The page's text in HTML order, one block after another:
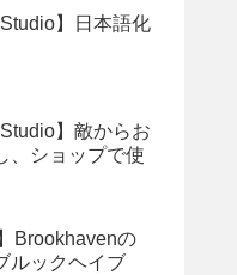
Studio】日本語化
Studio】敵からお
、ショップで使
Brookhavenの
ルックヘイブ